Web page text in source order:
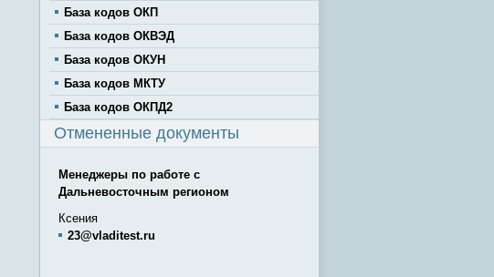
База кодов ОКП
База кодов ОКВЭД
База кодов ОКУН
База кодов МКТУ
База кодов ОКПД2
Отмененные документы
Менеджеры по работе с
Дальневосточным регионом
Ксения
23@vladitest.ru